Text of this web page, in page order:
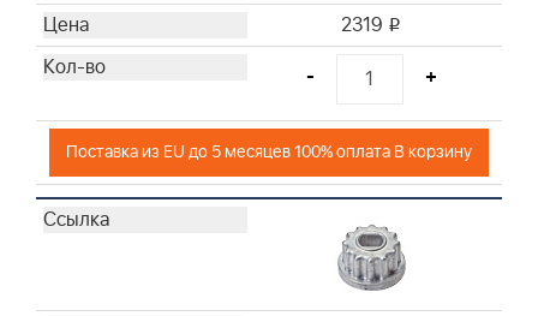
2319 i
- +
Поставка из EU до 5 месяцев 100% оплата В корзину